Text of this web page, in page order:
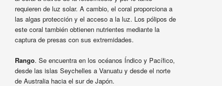
requieren de luz solar. A cambio, el coral proporciona a
las algas protección y el acceso a la luz. Los pólipos de
este coral también obtienen nutrientes mediante la
captura de presas con sus extremidades.
Rango. Se encuentra en los océanos Índico y Pacífico,
desde las islas Seychelles a Vanuatu y desde el norte
de Australia hacia el sur de Japón.